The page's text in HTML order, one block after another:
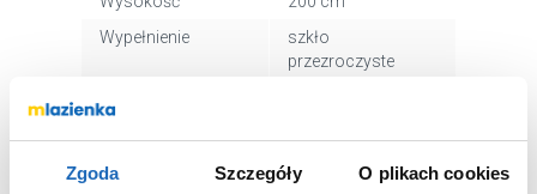
Zgoda Szczegóły O plikach cookies
Wypełnienie
szkło
przezroczyste
Wykończenie profili
mat